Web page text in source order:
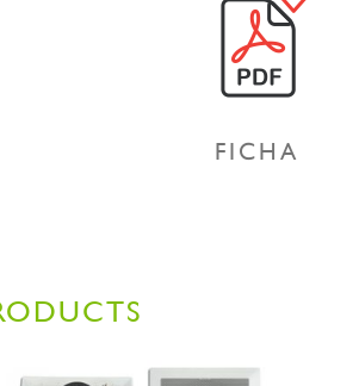
FICHA